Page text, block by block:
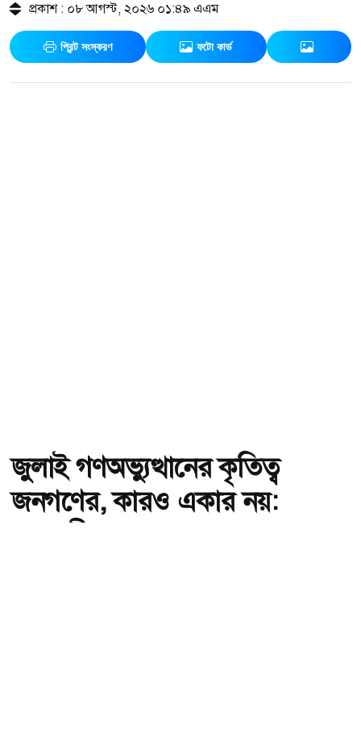
প্রকাশ : ০৮ আগস্ট, ২০২৬ ০১:৪৯ এএম
প্রিন্ট সংস্করণ ফটো কার্ড
জুলাই গণঅভ্যুত্থানের কৃতিত্ব
জনগণের, কারও একার নয়: